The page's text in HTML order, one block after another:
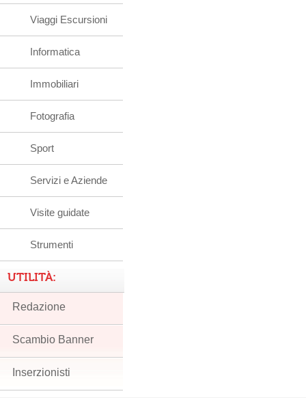
Viaggi Escursioni
Informatica
Immobiliari
Fotografia
Sport
Servizi e Aziende
Visite guidate
Strumenti
UTILITÀ:
Redazione
Scambio Banner
Inserzionisti